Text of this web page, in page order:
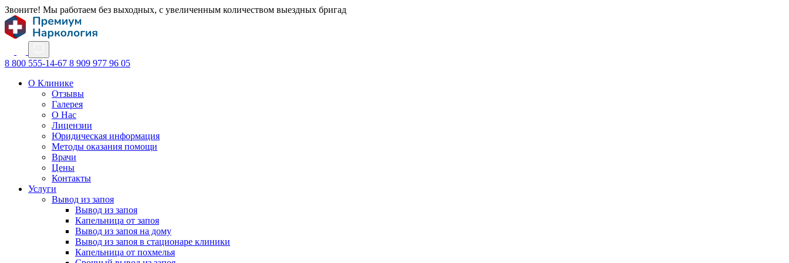
Звоните! Мы работаем без выходных, с увеличенным количеством выездных бригад
8 800 555-14-67 8 909 977 96 05
О Клинике
Отзывы
Галерея
О Нас
Лицензии
Юридическая информация
Методы оказания помощи
Врачи
Цены
Контакты
Услуги
Вывод из запоя
Вывод из запоя
Капельница от запоя
Вывод из запоя на дому
Вывод из запоя в стационаре клиники
Капельница от похмелья